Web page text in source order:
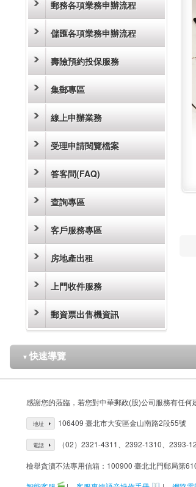
郵務各項業務申辦流程
儲匯各項業務申辦流程
壽險預約投保服務
集郵專區
線上申辦業務
受理申請閱覽檔案
答客問(FAQ)
查詢專區
客戶服務專區
房地產出租
上門收件服務
郵資票出售機資訊
▼ 快速導覽
感謝您的蒞臨，若您對中華郵政(股)公司服務有任何
地址 106409 臺北市大安區金山南路2段55號
電話 （02）2321-4311、2392-1310、2393-
檢舉貪瀆不法專用信箱：100900 臺北北門郵局第